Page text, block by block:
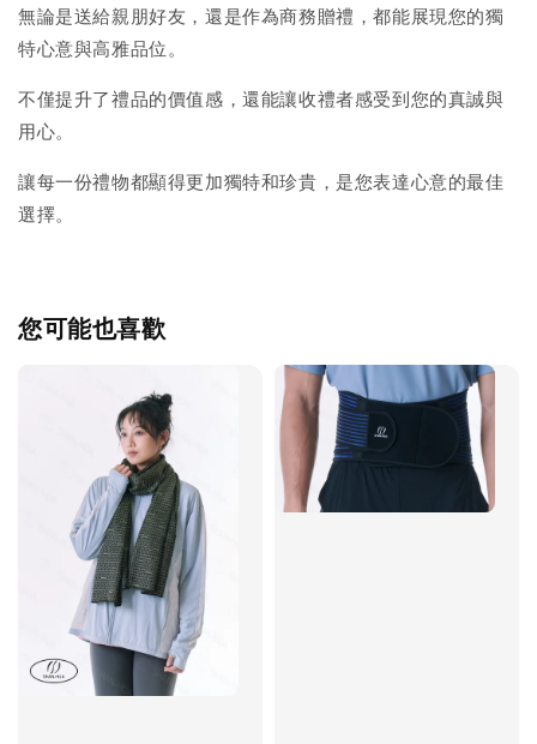
無論是送給親朋好友，還是作為商務贈禮，都能展現您的獨
特心意與高雅品位。
不僅提升了禮品的價值感，還能讓收禮者感受到您的真誠與
用心。
讓每一份禮物都顯得更加獨特和珍貴，是您表達心意的最佳
選擇。
您可能也喜歡